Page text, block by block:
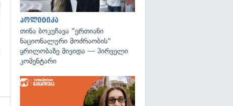
პოლიტიკა
თინა ბოკუჩავა "ერთიანი
ნაციონალური მოძრაობის"
ყრილობაზე მივიდა — პირველი
კომენტარი